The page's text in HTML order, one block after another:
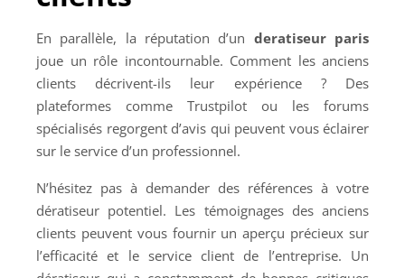
En parallèle, la réputation d’un deratiseur paris
joue un rôle incontournable. Comment les anciens
clients décrivent-ils leur expérience ? Des
plateformes comme Trustpilot ou les forums
spécialisés regorgent d’avis qui peuvent vous éclairer
sur le service d’un professionnel.
N’hésitez pas à demander des références à votre
dératiseur potentiel. Les témoignages des anciens
clients peuvent vous fournir un aperçu précieux sur
l’efficacité et le service client de l’entreprise. Un